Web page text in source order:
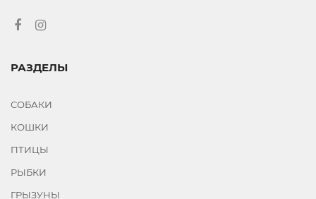
РАЗДЕЛЫ
СОБАКИ
КОШКИ
ПТИЦЫ
РЫБКИ
ГРЫЗУНЫ